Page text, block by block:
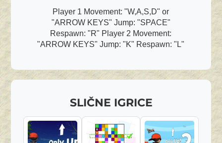
Player 1 Movement: "W,A,S,D" or
"ARROW KEYS" Jump: "SPACE"
Respawn: "R" Player 2 Movement:
"ARROW KEYS" Jump: "K" Respawn: "L"
SLIČNE IGRICE